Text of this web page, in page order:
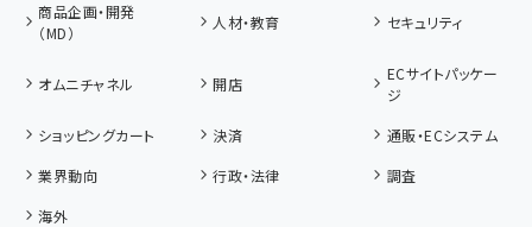
商品企画・開発
（MD）
人材・教育 セキュリティ
オムニチャネル 開店
ECサイトパッケー
ジ
ショッピングカート
決済
通販・ECシステム
業界動向
行政・法律
調査
海外